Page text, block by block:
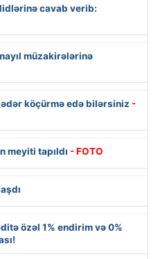
cavab verib:
müzakirələrinə
köçürmə edə bilərsiniz -
meyiti tapıldı - FOTO
özəl 1% endirim və 0%